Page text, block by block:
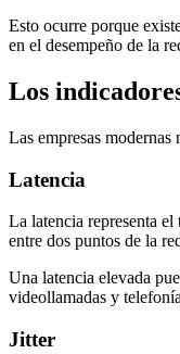
Esto ocurre porque
en el desempeño de la
Los
Las empresas modernas
Latencia
La latencia representa
entre dos puntos de la
Una latencia elevada
videollamadas y
Jitter